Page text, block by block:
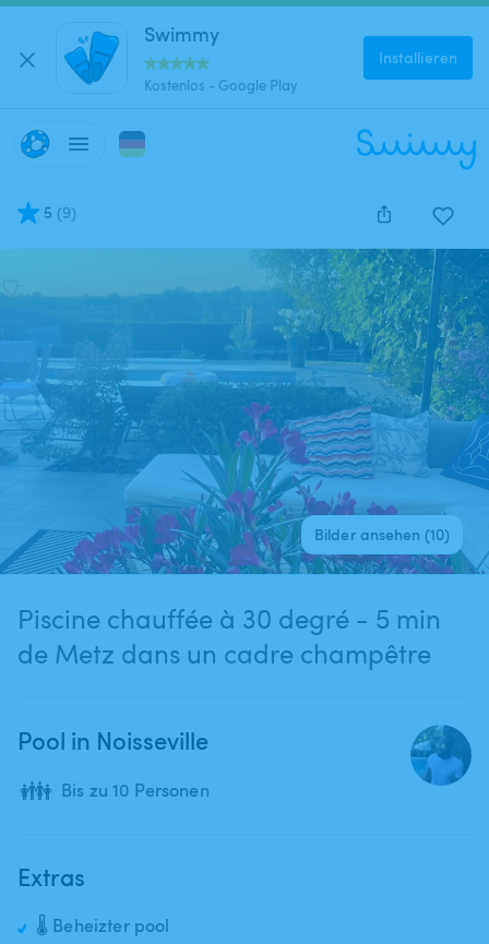
Swimmy
Kostenlos - Google Play
Installieren
5 (9)
Bilder ansehen (10)
Piscine chauffée à 30 degré - 5 min
de Metz dans un cadre champêtre
Pool in Noisseville
👪 Bis zu 10 Personen
Extras
🌡️ Beheizter pool